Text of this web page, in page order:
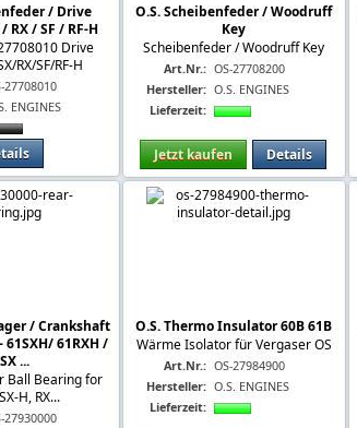
/ Drive
RX / SF / RF-H
Drive
RX/SF/RF-H
27708010
ENGINES
O.S. Scheibenfeder / Woodruff
Key
Scheibenfeder / Woodruff Key
Art.Nr.: OS-27708200
Hersteller: O.S. ENGINES
Lieferzeit:
Jetzt kaufen Details
/ Crankshaft
61RXH /
...
Ball Bearing for
H, RX...
27930000
O.S. Thermo Insulator 60B 61B
Wärme Isolator für Vergaser OS
Art.Nr.: OS-27984900
Hersteller: O.S. ENGINES
Lieferzeit: